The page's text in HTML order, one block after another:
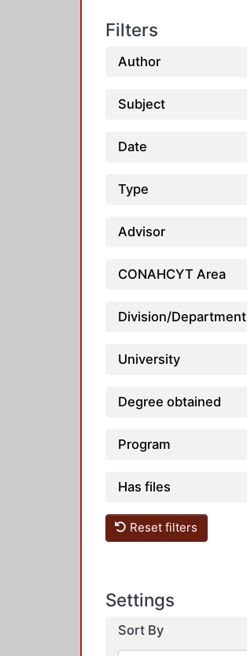
Filters
Author
Subject
Date
Type
Advisor
CONAHCYT Area
Division/Department
University
Degree obtained
Program
Has files
Reset filters
Settings
Sort By